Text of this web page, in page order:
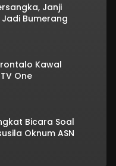
Janji
Jadi Bumerang
Kawal
One
Bicara Soal
Oknum ASN